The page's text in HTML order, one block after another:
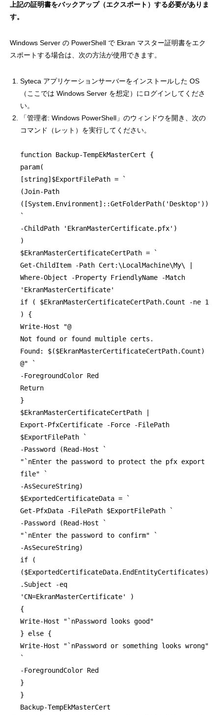
上記の証明書をバックアップ（エクスポート）する必要がありま
す。
Windows Server の PowerShell で Ekran マスター証明書をエク
スポートする場合は、次の方法が使用できます。
Syteca アプリケーションサーバーをインストールした OS
（ここでは Windows Server を想定）にログインしてくださ
い。
「管理者: Windows PowerShell」のウィンドウを開き、次の
コマンド（レット）を実行してください。
function Backup-TempEkMasterCert {
param(
[string]$ExportFilePath = `
(Join-Path
([System.Environment]::GetFolderPath('Desktop'))
`
-ChildPath 'EkranMasterCertificate.pfx')
)
$EkranMasterCertificateCertPath = `
Get-ChildItem -Path Cert:\LocalMachine\My\ |
Where-Object -Property FriendlyName -Match
'EkranMasterCertificate'
if ( $EkranMasterCertificateCertPath.Count -ne 1
) {
Write-Host "@
Not found or found multiple certs.
Found: $($EkranMasterCertificateCertPath.Count)
@" `
-ForegroundColor Red
Return
}
$EkranMasterCertificateCertPath |
Export-PfxCertificate -Force -FilePath
$ExportFilePath `
-Password (Read-Host `
"`nEnter the password to protect the pfx export
file" `
-AsSecureString)
$ExportedCertificateData = `
Get-PfxData -FilePath $ExportFilePath `
-Password (Read-Host `
"`nEnter the password to confirm" `
-AsSecureString)
if (
($ExportedCertificateData.EndEntityCertificates)
.Subject -eq
'CN=EkranMasterCertificate' )
{
Write-Host "`nPassword looks good"
} else {
Write-Host "`nPassword or something looks wrong"
`
-ForegroundColor Red
}
}
Backup-TempEkMasterCert